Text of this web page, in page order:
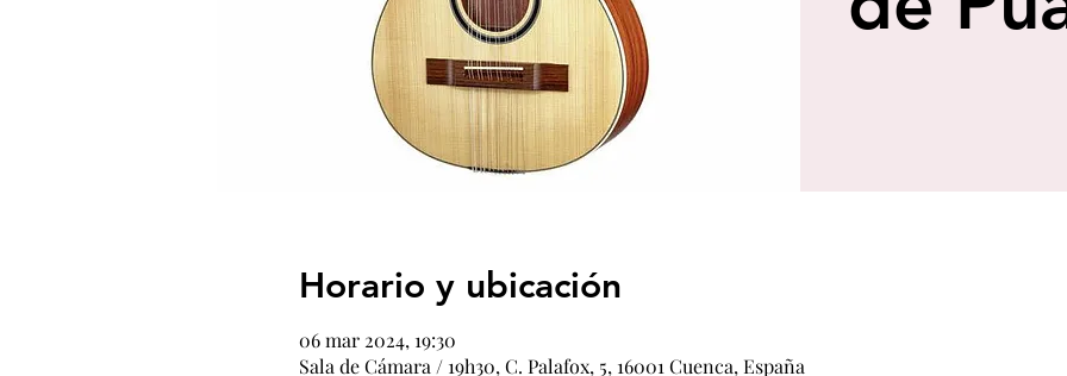
Horario y ubicación
06 mar 2024, 19:30
Sala de Cámara / 19h30, C. Palafox, 5, 16001 Cuenca, España